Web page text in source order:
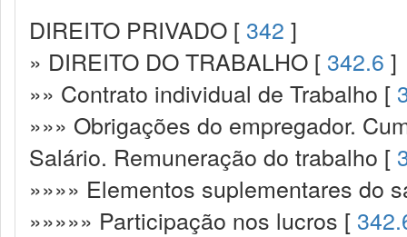
DIREITO PRIVADO [ 342 ]
» DIREITO DO TRABALHO [ 342.6 ]
»» Contrato individual de Trabalho [
»»» Obrigações do empregador.
Salário. Remuneração do trabalho [
»»»» Elementos suplementares do
»»»»» Participação nos lucros [